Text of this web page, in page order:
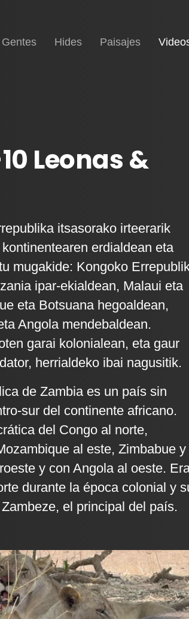
Inicio
Gentes Hides Paisajes
Leonas &
itsasorako irteerarik
erdialdean eta
mugakide: Kongoko
ipar-ekialdean, Malaui eta
eta Botsuana hegoaldean,
Angola mendebaldean.
garai kolonialean, eta gaur
herrialdeko ibai nagusitik.
de Zambia es un país sin
sur del continente africano.
del Congo al norte,
al este, Zimbabue y
y con Angola al oeste.
durante la época colonial y
el principal del país.